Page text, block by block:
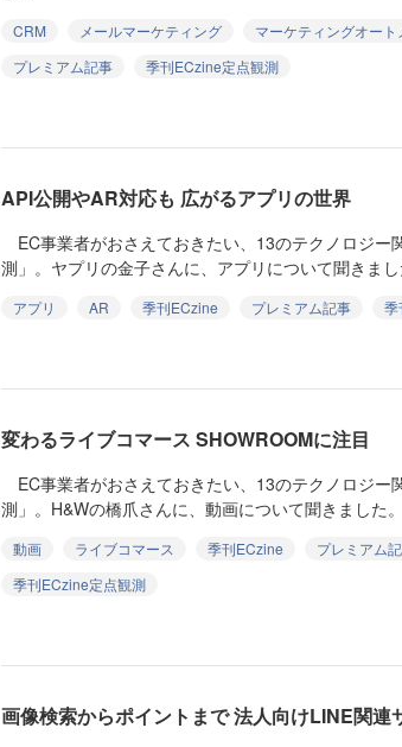
CRM メールマーケティング マーケティングオート
プレミアム記事
季刊ECzine定点観測
API公開やAR対応も 広がるアプリの世界
EC事業者がおさえておきたい、13のテクノロジー
測」。ヤプリの金子さんに、アプリについて聞きま
アプリ AR 季刊ECzine プレミアム記事
季
変わるライブコマース SHOWROOMに注目
EC事業者がおさえておきたい、13のテクノロジー
測」。H&Wの橋爪さんに、動画について聞きました
動画 ライブコマース 季刊ECzine
プレミアム
季刊ECzine定点観測
画像検索からポイントまで 法人向けLINE関連